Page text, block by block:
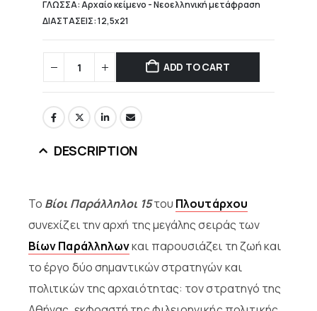
ΓΛΩΣΣΑ: Αρχαίο κείμενο - Νεοελληνική μετάφραση
ΔΙΑΣΤΑΣΕΙΣ: 12,5x21
ADD TO CART
DESCRIPTION
Το Βίοι Παράλληλοι 15του Πλουτάρχου
συνεχίζει την αρχή της μεγάλης σειράς των
Βίων Παράλληλωνκαι παρουσιάζει τη ζωή και
το έργο δύο σημαντικών στρατηγών και
πολιτικών της αρχαιότητας: τον στρατηγό της